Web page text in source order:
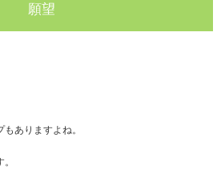
願望
ありますよね。